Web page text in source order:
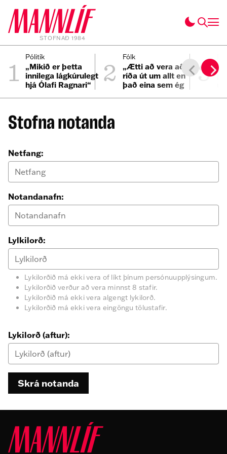
STOFNAÐ 1984
1 Pólitík
„Mikið er þetta
innilega lágkúrulegt
hjá Ólafi Ragnari“
2 Fólk
„Ætti að vera að
ríða út um allt en
það eina sem ég
3
Stofna notanda
Netfang:
Notandanafn:
Lylkilorð:
Lykilorðið má ekki vera of líkt þínum persónuupplýsingum.
Lykilorðið verður að vera minnst 8 stafir.
Lykilorðið má ekki vera algengt lykilorð.
Lykilorðið má ekki vera eingöngu tölustafir.
Lykilorð (aftur):
Skrá notanda